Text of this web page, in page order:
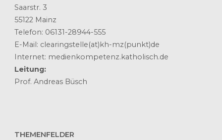
Saarstr. 3
55122 Mainz
Telefon: 06131-28944-555
E-Mail: clearingstelle(at)kh-mz(punkt)de
Internet: medienkompetenz.katholisch.de
Leitung:
Prof. Andreas Büsch
THEMENFELDER